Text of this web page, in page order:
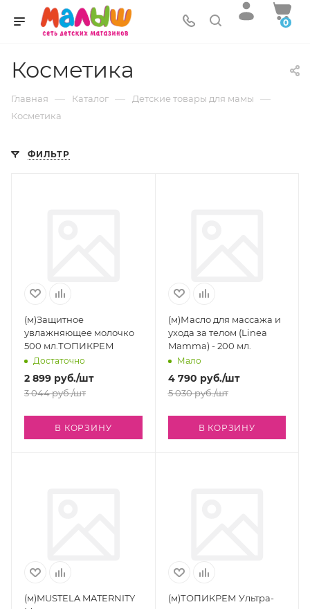
0
Косметика
Главная — Каталог — Детские товары для мамы —
Косметика
ФИЛЬТР
(м)Защитное
увлажняющее молочко
500 мл.ТОПИКРЕМ
Достаточно
2 899 руб./шт
3 044руб./шт
В КОРЗИНУ
(м)Масло для массажа и
ухода за телом (Linea
Mamma) - 200 мл.
Мало
4 790 руб./шт
5 030руб./шт
В КОРЗИНУ
(м)MUSTELA MATERNITY
(м)ТОПИКРЕМ Ультра-